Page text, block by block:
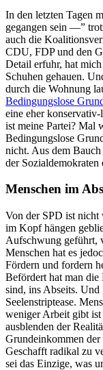
In den letzten Tagen
gegangen sein —”
auch die
CDU, FDP und den
Detail erfuhr, hat
Schuhen gehauen.
durch die Wohnung
Bedingungslose
eine eher
ist meine Partei? Mal
Bedingungslose
nicht. Aus dem
der Sozialdemokraten
Menschen im
Von der SPD ist
im Kopf hängen
Aufschwung geführt,
Menschen hat es
Fördern und fordern
Befördert hat man die
sind, ins Abseits. Und
Seelenstriptease.
weniger Arbeit gibt
ausblenden der
Grundeinkommen der
Geschafft radikal zu
sei das Einzige, was